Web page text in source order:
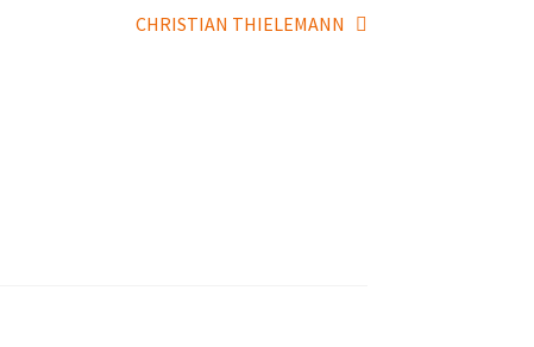
Pròxima
CHRISTIAN THIELEMANN